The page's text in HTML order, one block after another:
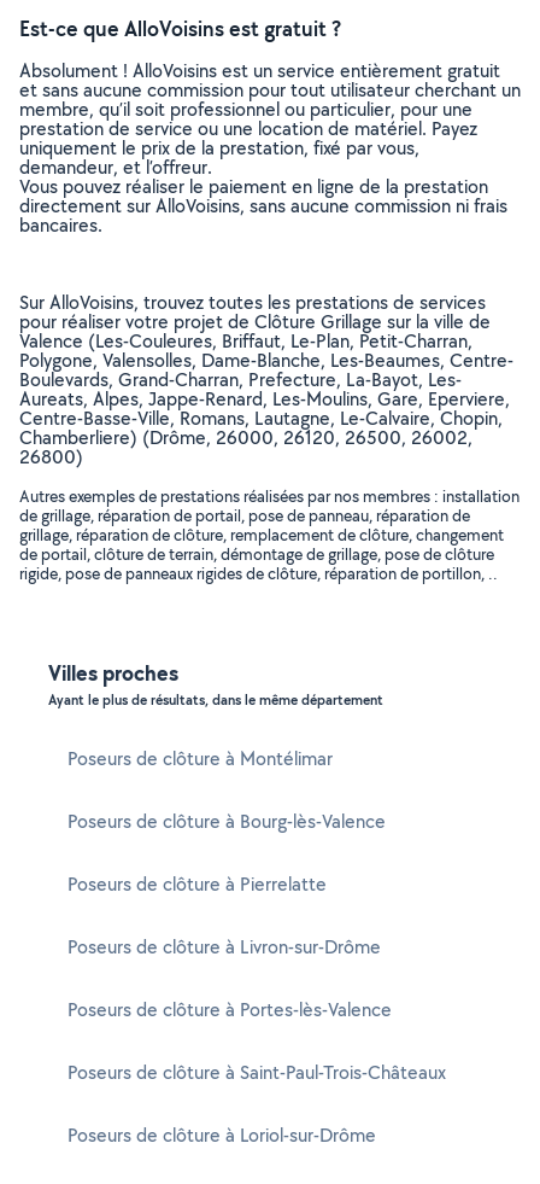
Est-ce que AlloVoisins est gratuit ?
Absolument ! AlloVoisins est un service entièrement gratuit
et sans aucune commission pour tout utilisateur cherchant un
membre, qu’il soit professionnel ou particulier, pour une
prestation de service ou une location de matériel. Payez
uniquement le prix de la prestation, fixé par vous,
demandeur, et l’offreur.
Vous pouvez réaliser le paiement en ligne de la prestation
directement sur AlloVoisins, sans aucune commission ni frais
bancaires.
Sur AlloVoisins, trouvez toutes les prestations de services
pour réaliser votre projet de Clôture Grillage sur la ville de
Valence (Les-Couleures, Briffaut, Le-Plan, Petit-Charran,
Polygone, Valensolles, Dame-Blanche, Les-Beaumes, Centre-
Boulevards, Grand-Charran, Prefecture, La-Bayot, Les-
Aureats, Alpes, Jappe-Renard, Les-Moulins, Gare, Eperviere,
Centre-Basse-Ville, Romans, Lautagne, Le-Calvaire, Chopin,
Chamberliere) (Drôme, 26000, 26120, 26500, 26002,
26800)
Autres exemples de prestations réalisées par nos membres : installation
de grillage, réparation de portail, pose de panneau, réparation de
grillage, réparation de clôture, remplacement de clôture, changement
de portail, clôture de terrain, démontage de grillage, pose de clôture
rigide, pose de panneaux rigides de clôture, réparation de portillon, ..
Villes proches
Ayant le plus de résultats, dans le même département
Poseurs de clôture à Montélimar
Poseurs de clôture à Bourg-lès-Valence
Poseurs de clôture à Pierrelatte
Poseurs de clôture à Livron-sur-Drôme
Poseurs de clôture à Portes-lès-Valence
Poseurs de clôture à Saint-Paul-Trois-Châteaux
Poseurs de clôture à Loriol-sur-Drôme